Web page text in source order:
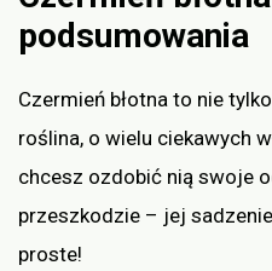
podsumowania
Czermień błotna to nie
roślina, o wielu ciekawych
chcesz ozdobić nią swoje
przeszkodzie – jej
proste!